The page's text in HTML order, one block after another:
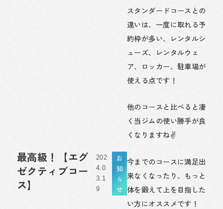
最高級！【エグ
ゼクティブコー
ス】
202
4.0
3.1
9
お
知
ら
せ
スタンダードコースとの
違いは、一度に取れる予
約枠が多い、レンタルシ
ューズ、レンタルウェ
ア、ロッカー、駐車場が
使える点です！
他のコースと比べると凄
く当ジムの使い勝手が良
くなりますね✌️
今までのコースに満足出
来なくなったり、もっと
体を鍛えて上を目指した
い方にオススメです！